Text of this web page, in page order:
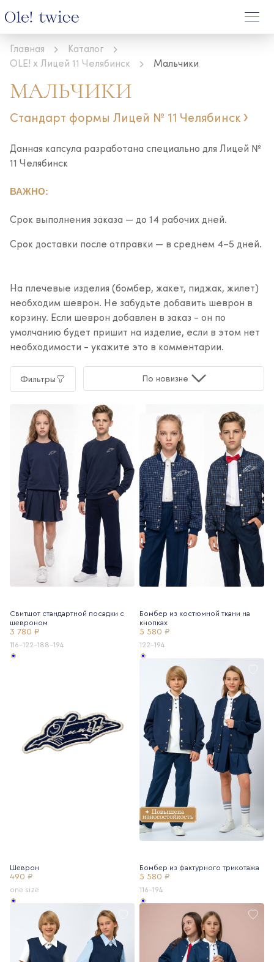
Главная
Каталог
OLE! x Лицей 11 Челябинск
Мальчики
МАЛЬЧИКИ
Стандарт формы Лицей № 11 Челябинск
Данная капсула разработана специально для Лицей №
11 Челябинск
ВАЖНО:
Срок выполнения заказа — до 14 рабочих дней.
Срок доставки после отправки — в среднем 4–5 дней.
На плечевые изделия (бомбер, жакет, пиджак, жилет)
необходим шеврон. Не забудьте добавить шеврон в
корзину. Если шеврон добавлен в заказ - он по
умолчанию будет пришит на изделие, если в этом нет
необходимости - укажите это в комментарии.
Фильтры По новизне
Свитшот стандартной посадки с
шевроном
3 780 ₽
116-122-188-194
Бомбер из костюмной ткани на
кнопках
5 580 ₽
122-194
Шеврон
490 ₽
one size
Бомбер из фактурного трикотажа
5 580 ₽
116-194